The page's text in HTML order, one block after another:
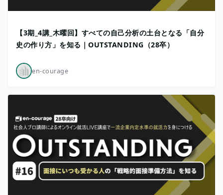
【3期_4講_木曜回】すべての自己分析の土台となる「自分
史の作り方」を知る｜OUTSTANDING（28卒）
en-courage